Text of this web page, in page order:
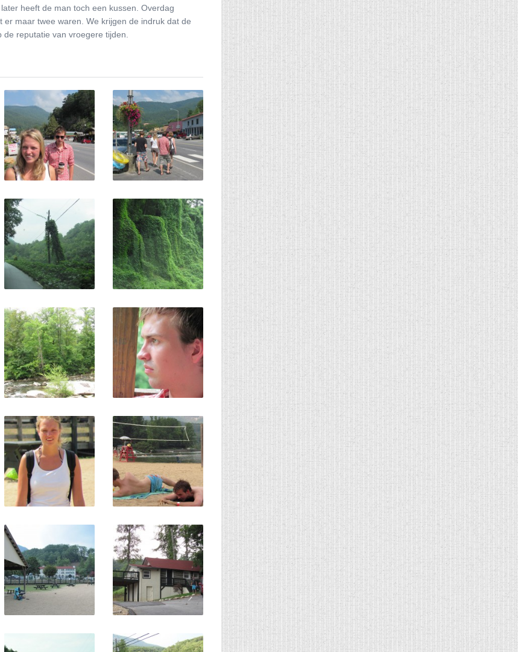
heeft de man toch een kussen. Overdag
maar twee waren. We krijgen de indruk dat de
reputatie van vroegere tijden.